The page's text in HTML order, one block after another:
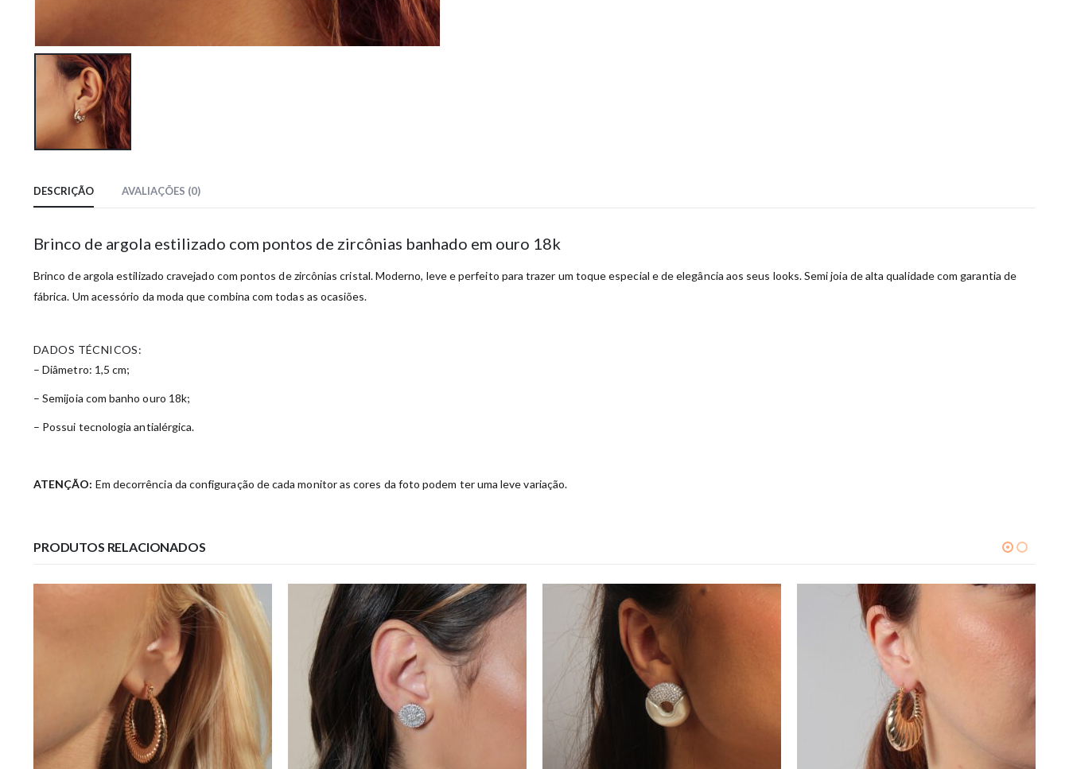
DESCRIÇÃO AVALIAÇÕES (0)
Brinco de argola estilizado com pontos de zircônias banhado em ouro 18k
Brinco de argola estilizado cravejado com pontos de zircônias cristal. Moderno, leve e perfeito para trazer um toque especial e de elegância aos seus looks. Semi joia de alta qualidade com garantia de
fábrica. Um acessório da moda que combina com todas as ocasiões.
DADOS TÉCNICOS:
– Diâmetro: 1,5 cm;
– Semijoia com banho ouro 18k;
– Possui tecnologia antialérgica.
ATENÇÃO: Em decorrência da configuração de cada monitor as cores da foto podem ter uma leve variação.
PRODUTOS RELACIONADOS